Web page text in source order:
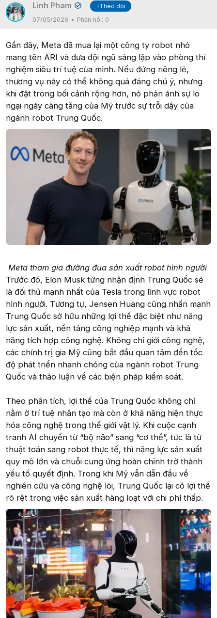
Linh Pham ✔
+Theo dõi
07/05/2026
Phản hồi: 0
Gần đây, Meta đã mua lại một công ty robot nhỏ
mang tên ARI và đưa đội ngũ sáng lập vào phòng thí
nghiệm siêu trí tuệ của mình. Nếu đứng riêng lẻ,
thương vụ này có thể không quá đáng chú ý, nhưng
khi đặt trong bối cảnh rộng hơn, nó phản ánh sự lo
ngại ngày càng tăng của Mỹ trước sự trỗi dậy của
ngành robot Trung Quốc.
Meta tham gia đường đua sản xuất robot hình người
Trước đó, Elon Musk từng nhận định Trung Quốc sẽ
là đối thủ mạnh nhất của Tesla trong lĩnh vực robot
hình người. Tương tự, Jensen Huang cũng nhấn mạnh
Trung Quốc sở hữu những lợi thế đặc biệt như năng
lực sản xuất, nền tảng công nghiệp mạnh và khả
năng tích hợp công nghệ. Không chỉ giới công nghệ,
các chính trị gia Mỹ cũng bắt đầu quan tâm đến tốc
độ phát triển nhanh chóng của ngành robot Trung
Quốc và thảo luận về các biện pháp kiểm soát.
Theo phân tích, lợi thế của Trung Quốc không chỉ
nằm ở trí tuệ nhân tạo mà còn ở khả năng hiện thực
hóa công nghệ trong thế giới vật lý. Khi cuộc cạnh
tranh AI chuyển từ “bộ não” sang “cơ thể”, tức là từ
thuật toán sang robot thực tế, thì năng lực sản xuất
quy mô lớn và chuỗi cung ứng hoàn chỉnh trở thành
yếu tố quyết định. Trong khi Mỹ vẫn dẫn đầu về
nghiên cứu và công nghệ lõi, Trung Quốc lại có lợi thế
rõ rệt trong việc sản xuất hàng loạt với chi phí thấp.